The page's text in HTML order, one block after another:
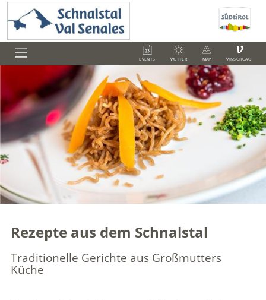
EVENTS WETTER MAP
V
VINSCHGAU
Rezepte aus dem Schnalstal
Traditionelle Gerichte aus Großmutters
Küche